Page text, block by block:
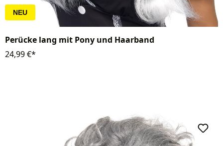
NEU
Perücke lang mit Pony und Haarband
24,99 €*